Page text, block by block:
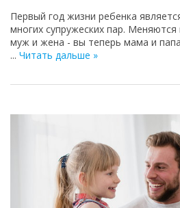
Первый год жизни ребенка
многих супружеских пар.
муж и жена - вы теперь мама и
... Читать дальше »